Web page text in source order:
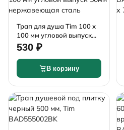
Трап для душа Tim 100 х
100 мм угловой выпуск
50мм нержавеющая
сталь
530 ₽
В корзину